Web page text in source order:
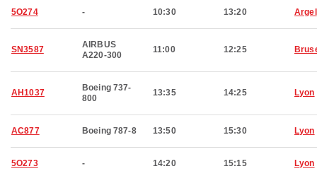
5O274 - 10:30 13:20 Argel
SN3587
AIRBUS
A220-300
11:00 12:25
AH1037
Boeing 737-
800
13:35 14:25 Lyon
AC877 Boeing 787-8 13:50 15:30 Lyon
5O273 - 14:20 15:15 Lyon